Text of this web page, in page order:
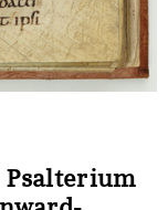
Psalterium